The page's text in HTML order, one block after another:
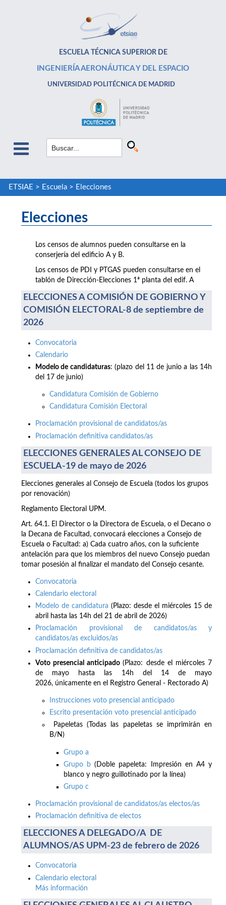
ESCUELA TÉCNICA SUPERIOR DE
INGENIERÍA AERONÁUTICA Y DEL ESPACIO
UNIVERSIDAD POLITÉCNICA DE MADRID
ETSIAE > Escuela> Elecciones
Elecciones
Los censos de alumnos pueden consultarse en la
conserjería del edificio A y B.
Los censos de PDI y PTGAS pueden consultarse en el
tablón de Dirección-Elecciones 1ª planta del edif. A
ELECCIONES A COMISIÓN DE GOBIERNO Y
COMISIÓN ELECTORAL-8 de septiembre de
2026
Convocatoria
Calendario
Modelo de candidaturas: (plazo del 11 de junio a las 14h
del 17 de junio)
Candidatura Comisión de Gobierno
Candidatura Comisión Electoral
Proclamación provisional de candidatos/as
Proclamación definitiva candidatos/as
ELECCIONES GENERALES AL CONSEJO DE
ESCUELA-19 de mayo de 2026
Elecciones generales al Consejo de Escuela (todos los grupos
por renovación)
Reglamento Electoral UPM.
Art. 64.1. El Director o la Directora de Escuela, o el Decano o
la Decana de Facultad, convocará elecciones a Consejo de
Escuela o Facultad: a) Cada cuatro años, con la suficiente
antelación para que los miembros del nuevo Consejo puedan
tomar posesión al finalizar el mandato del Consejo cesante.
Convocatoria
Calendario electoral
Modelo de candidatura (Plazo: desde el miércoles 15 de
abril hasta las 14h del 21 de abril de 2026)
Proclamación provisional de candidatos/as y
candidatos/as excluidos/as
Proclamación definitiva de candidatos/as
Voto presencial anticipado(Plazo: desde el miércoles 7
de mayo hasta las 14h del 14 de mayo
2026, únicamente en el Registro General - Rectorado A)
Instrucciones voto presencial anticipado
Escrito presentación voto presencial anticipado
Papeletas (Todas las papeletas se imprimirán en
B/N)
Grupo a
Grupo b (Doble papeleta: Impresión en A4 y
blanco y negro guillotinado por la línea)
Grupo c
Proclamación provisional de candidatos/as electos/as
Proclamación definitiva de electos
ELECCIONES A DELEGADO/A DE
ALUMNOS/AS UPM-23 de febrero de 2026
Convocatoria
Calendario electoral
Más información